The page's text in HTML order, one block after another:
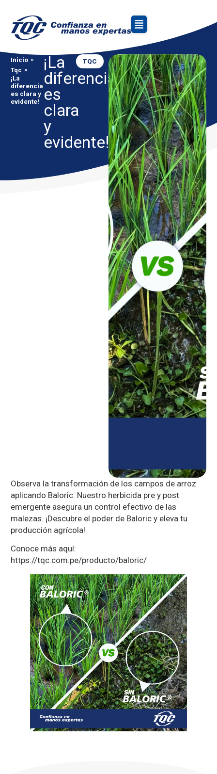
Inicio »
Tqc »
¡La
diferencia
es clara y
evidente!
¡La
diferencia
es
clara
y
evidente!
TQC
marzo,
Observa la transformación de los campos de arroz
aplicando Baloric. Nuestro herbicida pre y post
emergente asegura un control efectivo de las
malezas. ¡Descubre el poder de Baloric y eleva tu
producción agrícola!
Conoce más aquí:
https://tqc.com.pe/producto/baloric/